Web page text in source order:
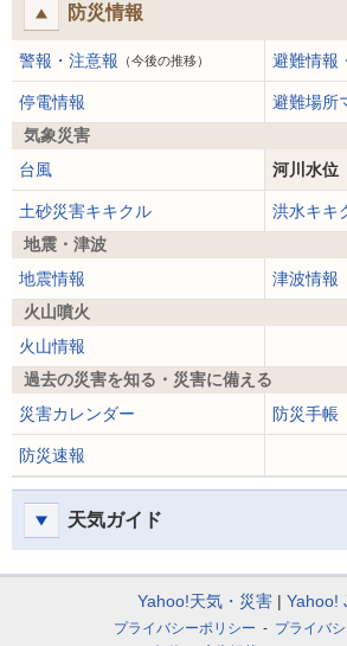
防災情報
警報・注意報 （今後の推移） 避難情報
停電情報
避難場所
気象災害
台風
河川水位
土砂災害キキクル
洪水キキ
地震・津波
地震情報
津波情報
火山噴火
火山情報
過去の災害を知る・災害に備える
災害カレンダー
防災手帳
防災速報
天気ガイド
Yahoo!天気・災害 Yahoo!
プライバシーポリシー
プライバ